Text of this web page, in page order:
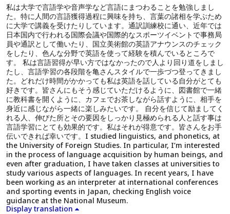
私は大学で言語学や音声学など言語にまつわることを勉強しまし
た。特に人間の言語獲得過程に興味を持ち、言葉の諸相を学ぶため
に大学で講義を受けたりしています。通訳訓練校に通い、近年では
日本国内で行われる国際会議や国際的なスポーツイベントで事務局
員や通訳として働いたり、国立美術館の英語アナウンスのチェック
をしたり、色んな分野で英語を使って経験を積んでいるところで
す。 私は言語習得が早い方ではなかったので人より回り道をしまし
たし、言語学習の各段階を亀さんスタイルで一歩づつ登ってきまし
た。どれだけ時間がかかっても私は英語を話している自分がとても
好きです。皆さんにもそう感じていただけるように、図書館で一緒
に教科書を開くように、カフェでお茶しながら話すように、相手を
身近に感じながら一緒に楽しみたいです。 自分を信じて励ましてく
れる人、伸びた所とその要因をしっかり見極められる人と話す事は
言語学習にとても効果的です。私はそれが得意です。皆さんをお手
伝いできれば幸いです。I studied linguistics, and phonetics, at
the University of Foreign Studies. In particular, I’m interested
in the process of language acquisition by human beings, and
even after graduation, I have taken classes at universities to
study various aspects of languages. In recent years, I have
been working as an interpreter at international conferences
and sporting events in Japan, checking English voice
guidance at the National Museum.
Display translation